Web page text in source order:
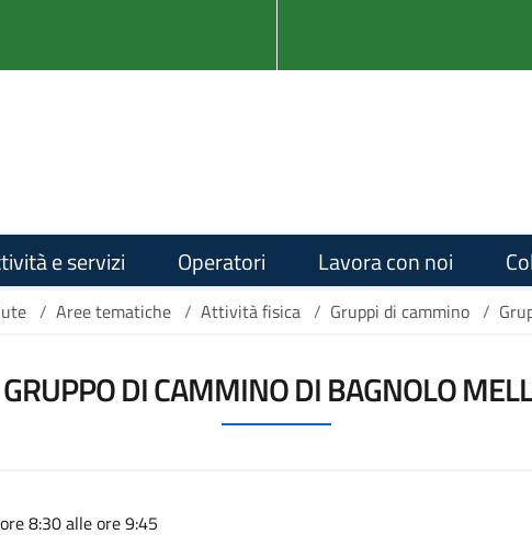
e servizi Operatori Lavora con noi
/ Aree tematiche / Attività fisica / Gruppi di cammino /
GRUPPO DI CAMMINO DI BAGNOLO
ore 8:30 alle ore 9:45